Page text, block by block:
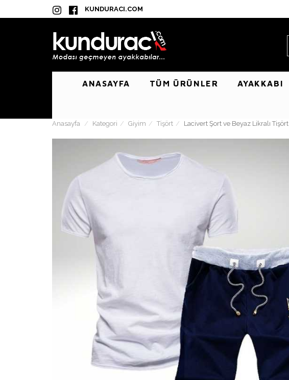
KUNDURACI.COM
ANASAYFA TÜM ÜRÜNLER AYAKKABI
Anasayfa Kategori Giyim Tişört Lacivert Şort ve Beyaz Likralı Tişört